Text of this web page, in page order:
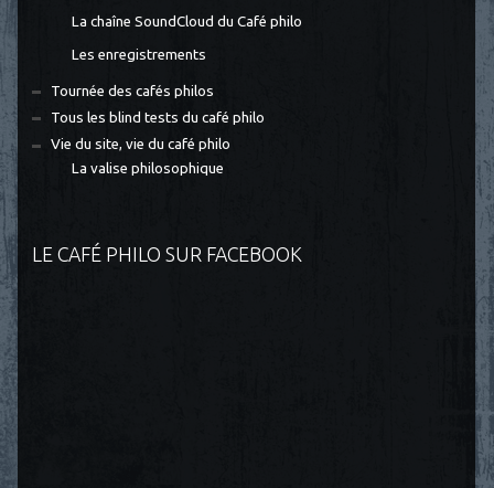
La chaîne SoundCloud du Café philo
Les enregistrements
Tournée des cafés philos
Tous les blind tests du café philo
Vie du site, vie du café philo
La valise philosophique
LE CAFÉ PHILO SUR FACEBOOK